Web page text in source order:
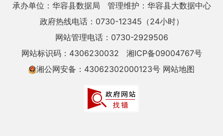
承办单位：华容县数据局
管理维护：华容县大数据中心
政府热线电话：0730-12345（24小时）
网站管理电话：0730-2929506
网站标识码：4306230032
湘ICP备09004767号
湘公网安备：43062302000123号 网站地图